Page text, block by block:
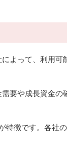
よって、利用可
要や成長資金の
特徴です。各社